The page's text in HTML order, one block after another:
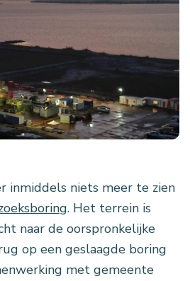
inmiddels niets meer te zien
. Het terrein is
naar de oorspronkelijke
op een geslaagde boring
met gemeente